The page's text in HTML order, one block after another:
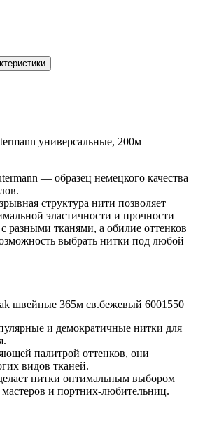
универсальные, 200м
— образец немецкого качества
структура нити позволяет
эластичности и прочности
разными тканями, а обилие оттенков
выбрать нитки под любой
швейные 365м св.бежевый 6001550
и демократичные нитки для
палитрой оттенков, они
видов тканей.
нитки оптимальным выбором
и портних-любительниц.